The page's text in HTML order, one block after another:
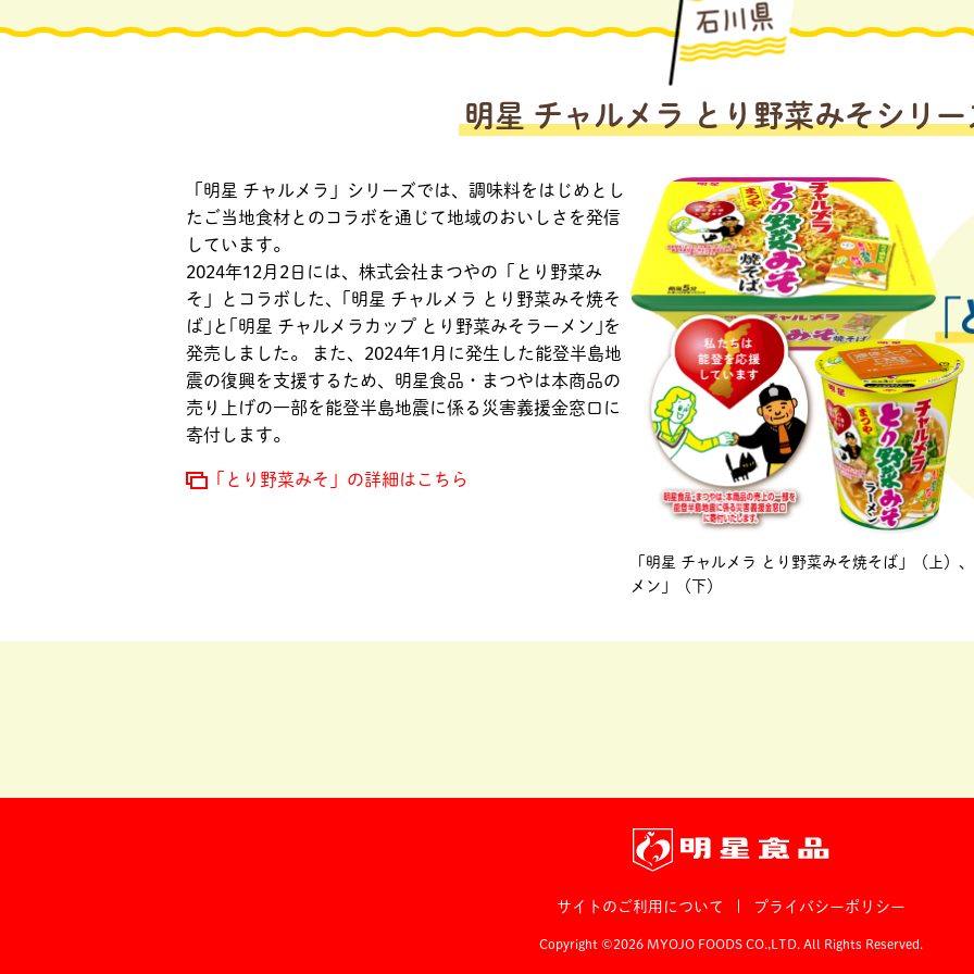
明星 チャルメラ とり野菜みそシリー
「明星 チャルメラ」シリーズでは、調味料をはじめとし
たご当地食材とのコラボを通じて地域のおいしさを発信
しています。
2024年12月2日には、株式会社まつやの「とり野菜み
そ」とコラボした、｢明星 チャルメラ とり野菜みそ焼そ
ば｣と｢明星 チャルメラカップ とり野菜みそラーメン｣を
発売しました。 また、2024年1月に発生した能登半島地
震の復興を支援するため、明星食品・まつやは本商品の
売り上げの一部を能登半島地震に係る災害義援金窓口に
寄付します。
「とり野菜みそ」の詳細はこちら
「明星 チャルメラ とり野菜みそ焼そば」（上）
メン」（下）
サイトのご利用について プライバシーポリシー
Copyright ©2026 MYOJO FOODS CO.,LTD. All Rights Reserved.